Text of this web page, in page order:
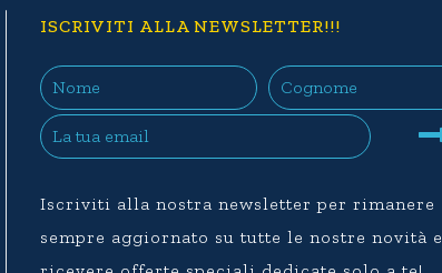
ISCRIVITI ALLA NEWSLETTER!!!
Iscriviti alla nostra newsletter per rimanere
sempre aggiornato su tutte le nostre novità e